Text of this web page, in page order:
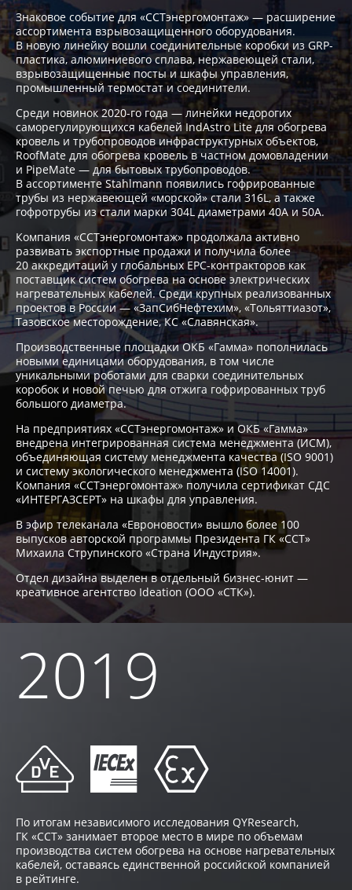
Знаковое событие для «ССТэнергомонтаж» — расширение
ассортимента взрывозащищенного оборудования.
В новую линейку вошли соединительные коробки из GRP-
пластика, алюминиевого сплава, нержавеющей стали,
взрывозащищенные посты и шкафы управления,
промышленный термостат и соединители.
Среди новинок 2020-го года — линейки недорогих
саморегулирующихся кабелей IndAstro Lite для обогрева
кровель и трубопроводов инфраструктурных объектов,
RoofMate для обогрева кровель в частном домовладении
и PipeMate — для бытовых трубопроводов.
В ассортименте Stahlmann появились гофрированные
трубы из нержавеющей «морской» стали 316L, а также
гофротрубы из стали марки 304L диаметрами 40А и 50А.
Компания «ССТэнергомонтаж» продолжала активно
развивать экспортные продажи и получила более
20 аккредитаций у глобальных EPC-контракторов как
поставщик систем обогрева на основе электрических
нагревательных кабелей. Среди крупных реализованных
проектов в России — «ЗапСибНефтехим», «Тольяттиазот»,
Тазовское месторождение, КС «Славянская».
Производственные площадки ОКБ «Гамма» пополнилась
новыми единицами оборудования, в том числе
уникальными роботами для сварки соединительных
коробок и новой печью для отжига гофрированных труб
большого диаметра.
На предприятиях «ССТэнергомонтаж» и ОКБ «Гамма»
внедрена интегрированная система менеджмента (ИСМ),
объединяющая систему менеджмента качества (ISO 9001)
и систему экологического менеджмента (ISO 14001).
Компания «ССТэнергомонтаж» получила сертификат СДС
«ИНТЕРГАЗСЕРТ» на шкафы для управления.
В эфир телеканала «Евроновости» вышло более 100
выпусков авторской программы Президента ГК «ССТ»
Михаила Струпинского «Страна Индустрия».
Отдел дизайна выделен в отдельный бизнес-юнит —
креативное агентство Ideation (ООО «СТК»).
2019
По итогам независимого исследования QYResearch,
ГК «ССТ» занимает второе место в мире по объемам
производства систем обогрева на основе нагревательных
кабелей, оставаясь единственной российской компанией
в рейтинге.